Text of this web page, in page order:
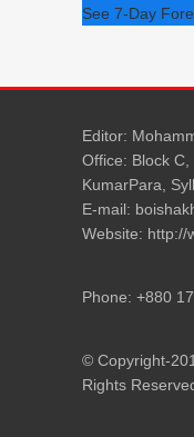
See 7-Day
Editor:
Office: Block
KumarPara,
E-mail:
Website: http://
Phone: +880
© Copyright-
Rights